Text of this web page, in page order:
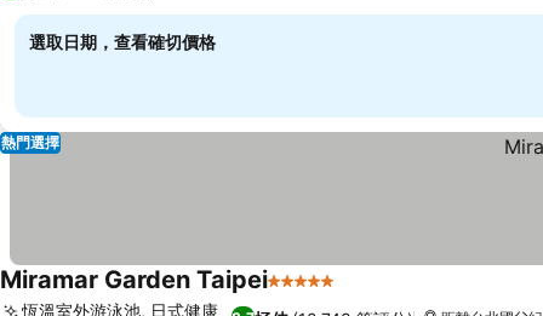
選取日期，查看確切價格
熱門選擇
Miramar Garden Taipei5 星級
恆溫室外游泳池, 日式健康